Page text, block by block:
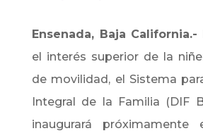
Ensenada, Baja California.-
el interés superior de la
de movilidad, el Sistema
Integral de la Familia (DIF
inaugurará